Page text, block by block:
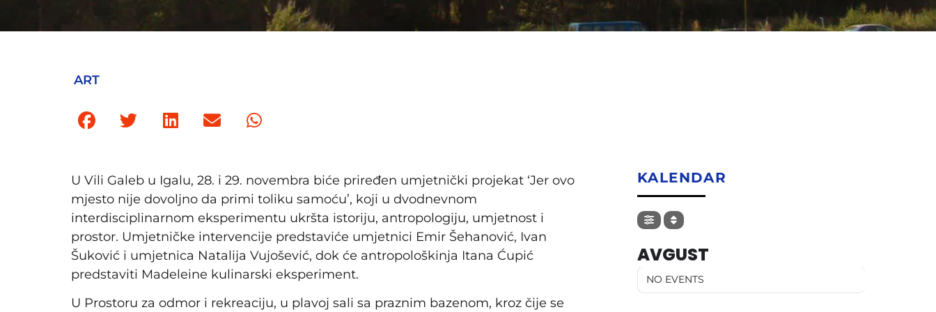
ART
U Vili Galeb u Igalu, 28. i 29. novembra biće priređen umjetnički projekat ‘Jer ovo
mjesto nije dovoljno da primi toliku samoću’, koji u dvodnevnom
interdisciplinarnom eksperimentu ukršta istoriju, antropologiju, umjetnost i
prostor. Umjetničke intervencije predstaviće umjetnici Emir Šehanović, Ivan
Šuković i umjetnica Natalija Vujošević, dok će antropološkinja Itana Ćupić
predstaviti Madeleine kulinarski eksperiment.
U Prostoru za odmor i rekreaciju, u plavoj sali sa praznim bazenom, kroz čije se
KALENDAR
AVGUST
NO EVENTS